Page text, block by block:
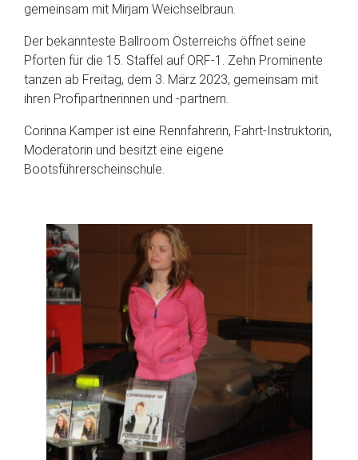
gemeinsam mit Mirjam Weichselbraun.
Der bekannteste Ballroom Österreichs öffnet seine
Pforten für die 15. Staffel auf ORF-1. Zehn Prominente
tanzen ab Freitag, dem 3. März 2023, gemeinsam mit
ihren Profipartnerinnen und -partnern.
Corinna Kamper ist eine Rennfahrerin, Fahrt-Instruktorin,
Moderatorin und besitzt eine eigene
Bootsführerscheinschule.